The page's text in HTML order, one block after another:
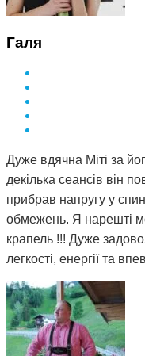
Галя
Дуже вдячна Міті за
декілька сеансів він
прибрав напругу у
обмежень. Я нарешті
крапель !!! Дуже
легкості, енергії та